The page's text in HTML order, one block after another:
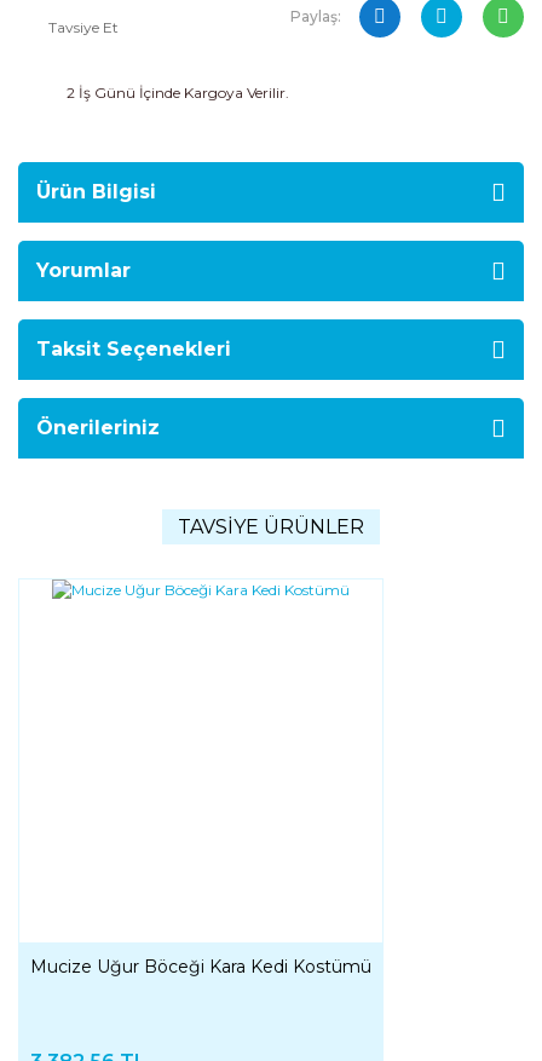
Tavsiye Et
Paylaş:
2 İş Günü İçinde Kargoya Verilir.
Ürün Bilgisi
Yorumlar
Taksit Seçenekleri
Önerileriniz
TAVSİYE ÜRÜNLER
Mucize Uğur Böceği Kara Kedi Kostümü